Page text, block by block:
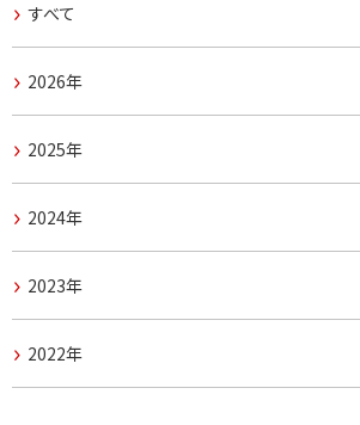
すべて
2026年
2025年
2024年
2023年
2022年